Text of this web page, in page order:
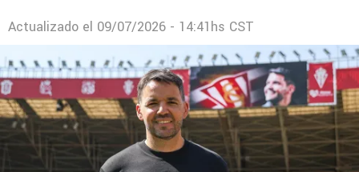
Actualizado el 09/07/2026 - 14:41hs CST